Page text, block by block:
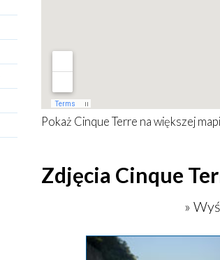
Pokaż Cinque Terre na większej
Zdjęcia Cinque
»